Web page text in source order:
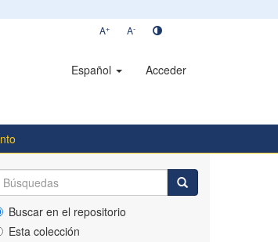
A+ A-
Español Acceder
Buscar en el repositorio
Esta colección